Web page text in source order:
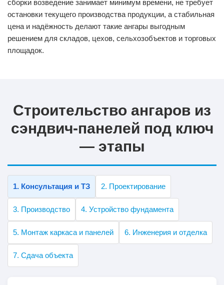
сборки возведение занимает минимум времени, не требует
остановки текущего производства продукции, а стабильная
цена и надёжность делают такие ангары выгодным
решением для складов, цехов, сельхозобъектов и торговых
площадок.
Строительство ангаров из
сэндвич‑панелей под ключ
— этапы
1. Консультация и ТЗ 2. Проектирование
3. Производство 4. Устройство фундамента
5. Монтаж каркаса и панелей 6. Инженерия и отделка
7. Сдача объекта